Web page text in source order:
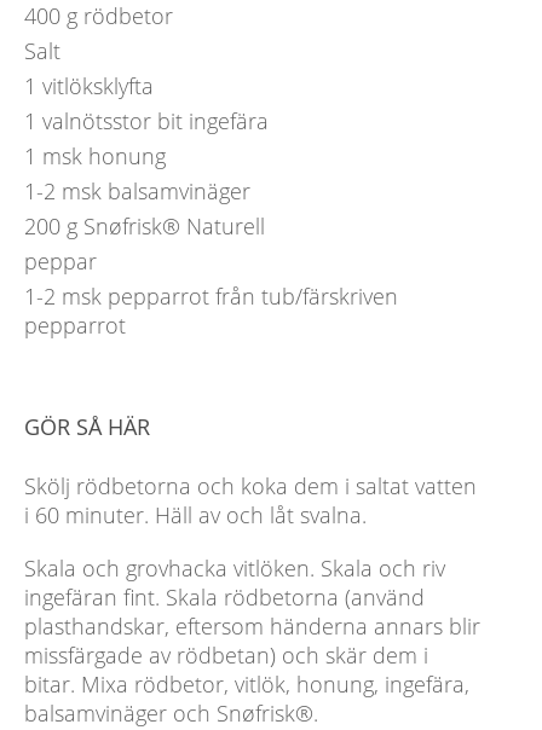
400 g rödbetor
Salt
1 vitlöksklyfta
1 valnötsstor bit ingefära
1 msk honung
1-2 msk balsamvinäger
200 g Snøfrisk® Naturell
peppar
1-2 msk pepparrot från tub/färskriven
pepparrot
GÖR SÅ HÄR
Skölj rödbetorna och koka dem i saltat vatten
i 60 minuter. Häll av och låt svalna.
Skala och grovhacka vitlöken. Skala och riv
ingefäran fint. Skala rödbetorna (använd
plasthandskar, eftersom händerna annars blir
missfärgade av rödbetan) och skär dem i
bitar. Mixa rödbetor, vitlök, honung, ingefära,
balsamvinäger och Snøfrisk®.